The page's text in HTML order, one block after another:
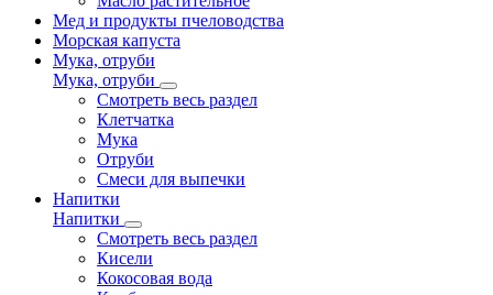
Мед и продукты пчеловодства
Морская капуста
Мука, отруби
Мука, отруби
Смотреть весь раздел
Клетчатка
Мука
Отруби
Смеси для выпечки
Напитки
Напитки
Смотреть весь раздел
Кисели
Кокосовая вода